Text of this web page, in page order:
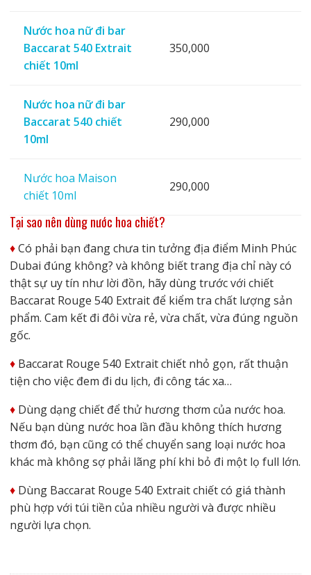
Nước hoa nữ đi bar
Baccarat 540 Extrait
chiết 10ml
350,000
Nước hoa nữ đi bar
Baccarat 540 chiết
10ml
290,000
Nước hoa Maison
chiết 10ml
290,000
Tại sao nên dùngnước hoa chiết?
♦️Có phải bạn đang chưa tin tưởng địa điểm Minh Phúc
Dubai đúng không? và không biết trang địa chỉ này có
thật sự uy tín như lời đồn, hãy dùng trước với chiết
Baccarat Rouge 540 Extrait để kiểm tra chất lượng sản
phẩm. Cam kết đi đôi vừa rẻ, vừa chất, vừa đúng nguồn
gốc.
♦️Baccarat Rouge 540 Extrait chiết nhỏ gọn, rất thuận
tiện cho việc đem đi du lịch, đi công tác xa…
♦️ Dùng dạng chiết để thử hương thơm của nước hoa.
Nếu bạn dùng nước hoa lần đầu không thích hương
thơm đó, bạn cũng có thể chuyển sang loại nước hoa
khác mà không sợ phải lãng phí khi bỏ đi một lọ full lớn.
♦️ Dùng Baccarat Rouge 540 Extrait chiết có giá thành
phù hợp với túi tiền của nhiều người và được nhiều
người lựa chọn.